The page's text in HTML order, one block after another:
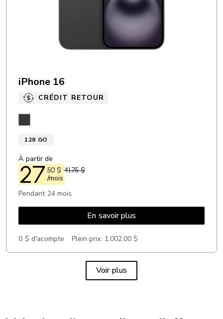
iPhone 16
CRÉDIT RETOUR
128 GO
À partir de
27 50 $
/mois
41,75 $
Pendant 24 mois
En savoir plus
0 $ d'acompte Plein prix: 1,002.00 $
Voir plus